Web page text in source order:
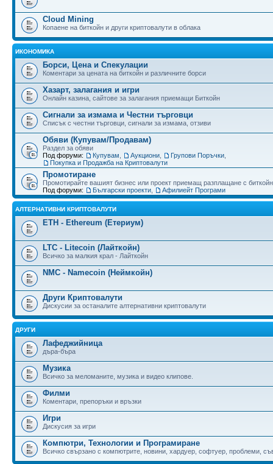
Cloud Mining
Копаене на биткойн и други криптовалути в облака
ИКОНОМИКА
Борси, Цена и Спекулации
Коментари за цената на биткойн и различните борси
Хазарт, залагания и игри
Онлайн казина, сайтове за залагания приемащи Биткойн
Сигнали за измама и Честни търговци
Списък с честни търговци, сигнали за измама, отзиви
Обяви (Купувам/Продавам)
Раздел за обяви
Под форуми:
Купувам Аукциони Групови Поръчки
Покупка и Продажба на Криптовалути
Промотиране
Промотирайте вашият бизнес или проект приемащ разплащане с биткойн
Под форуми:
Български проекти Афилиейт Програми
АЛТЕРНАТИВНИ КРИПТОВАЛУТИ
ETH - Ethereum (Етериум)
LTC - Litecoin (Лайткойн)
Всичко за малкия крал - Лайткойн
NMC - Namecoin (Неймкойн)
Други Криптовалути
Дискусии за останалите алтернативни криптовалути
ДРУГИ
Лафеджийница
дъра-бъра
Музика
Всичко за меломаните, музика и видео клипове.
Филми
Коментари, препоръки и връзки
Игри
Дискусия за игри
Компютри, Технологии и Програмиране
Всичко свързано с компютрите, новини, хардуер, софтуер, проблеми,